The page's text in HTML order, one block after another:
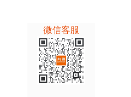
微信客服